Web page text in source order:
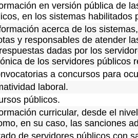
en versión pública de
en los sistemas habilitados
acerca de los
y responsables de atender
dadas por los
de los servidores públicos
a concursos para
laboral.
públicos.
curricular, desde el
en su caso, las sanciones
de servidores públicos con